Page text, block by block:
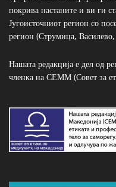
покрива настаните и ви ги
Југоисточниот регион со
регион (Струмица,
Нашата редакција е дел од
членка на СЕММ (Совет за